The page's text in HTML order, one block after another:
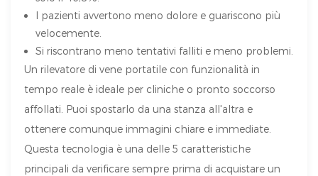
I pazienti avvertono meno dolore e guariscono più
velocemente.
Si riscontrano meno tentativi falliti e meno problemi.
Un rilevatore di vene portatile con funzionalità in
tempo reale è ideale per cliniche o pronto soccorso
affollati. Puoi spostarlo da una stanza all'altra e
ottenere comunque immagini chiare e immediate.
Questa tecnologia è una delle 5 caratteristiche
principali da verificare sempre prima di acquistare un